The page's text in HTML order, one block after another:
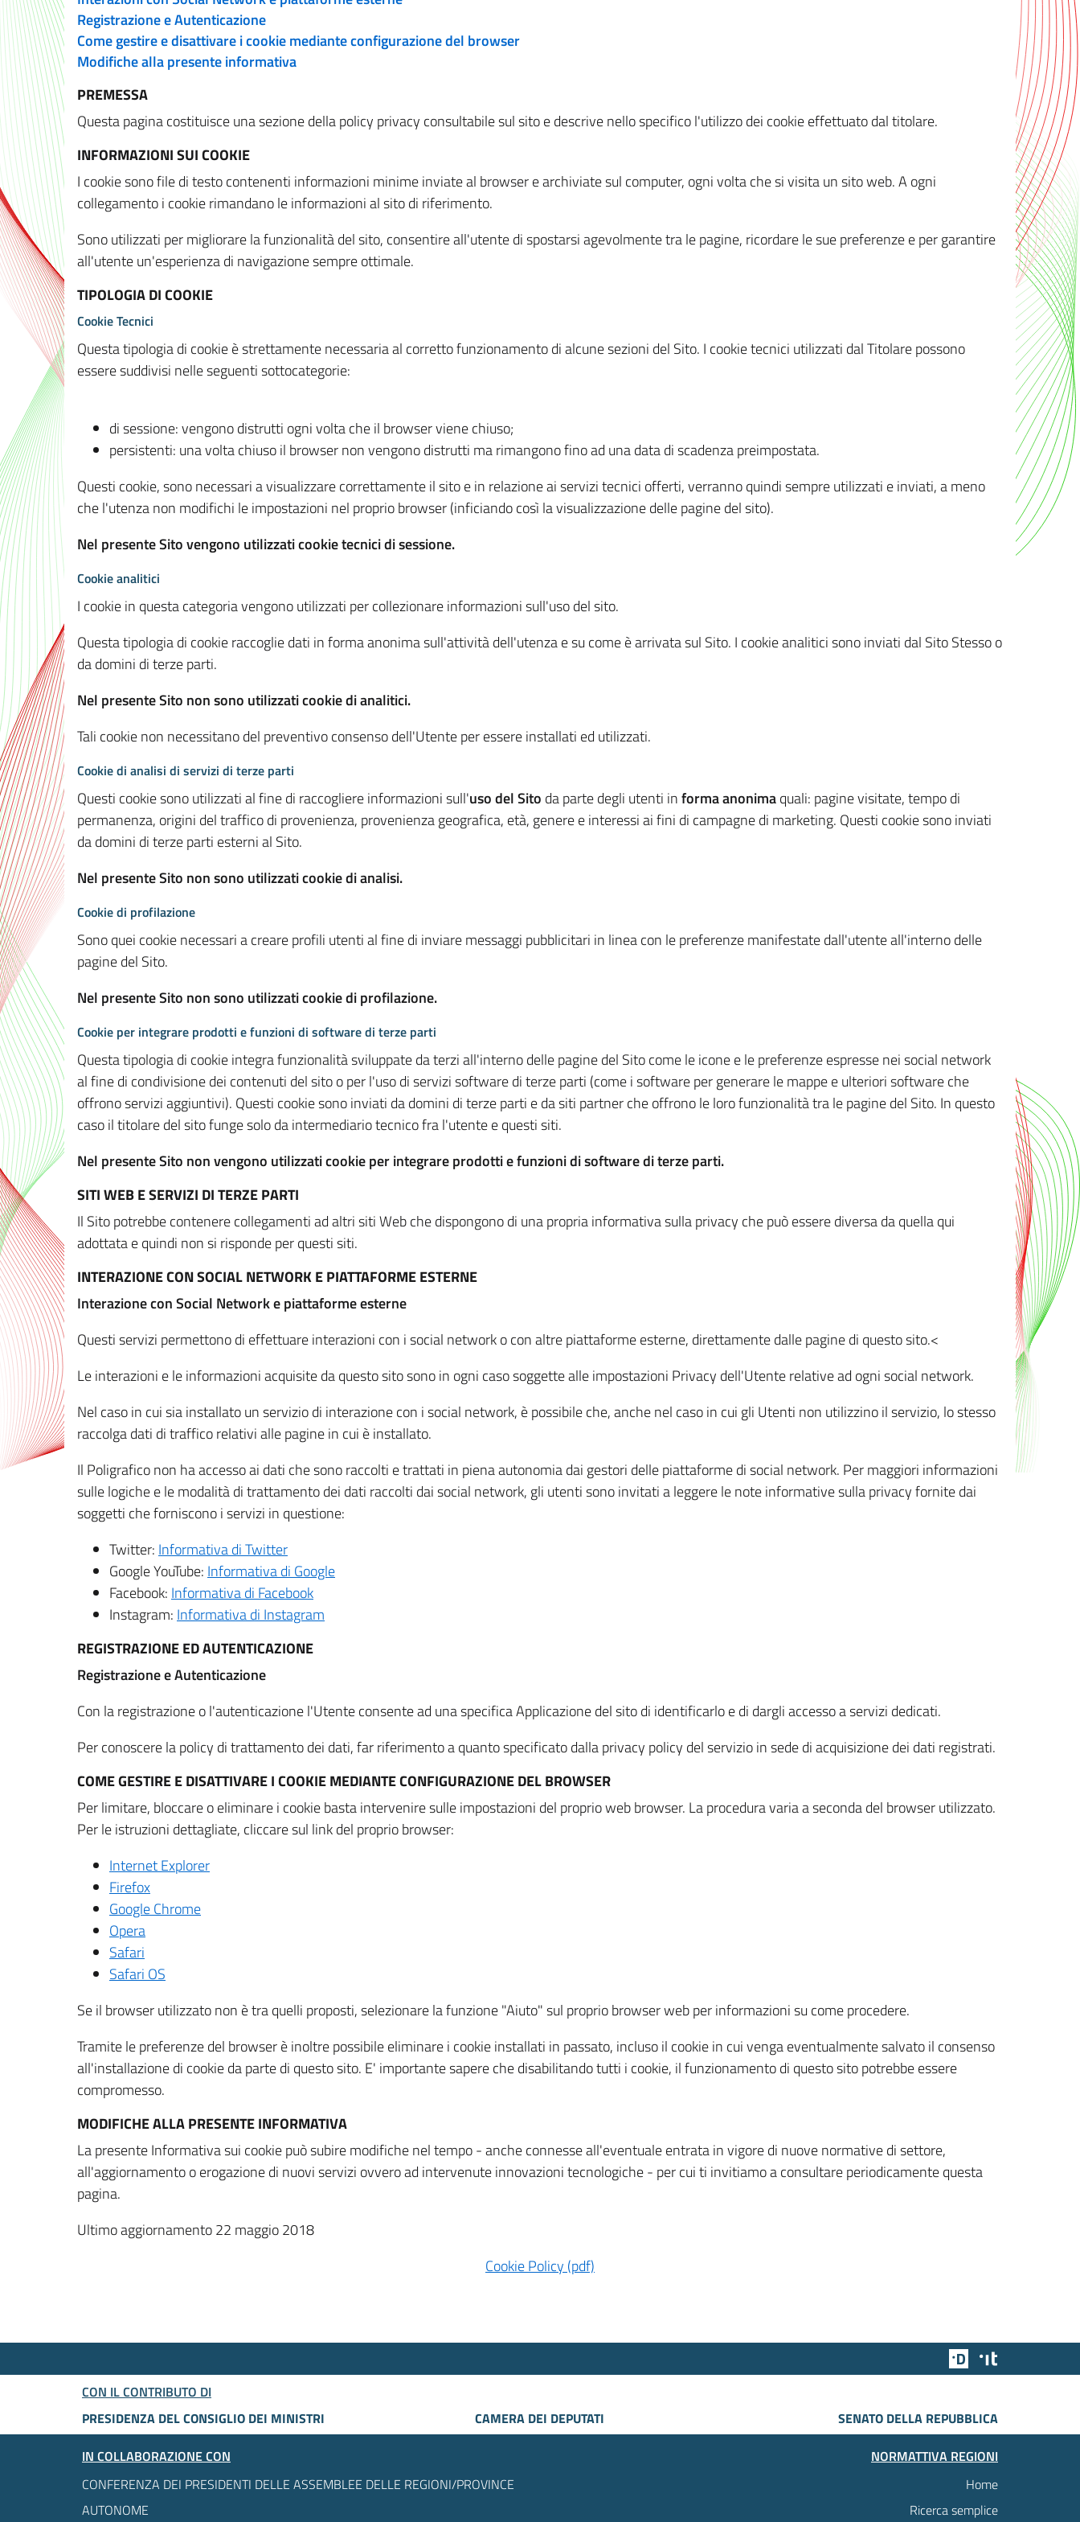
Registrazione e Autenticazione
Come gestire e disattivare i cookie mediante configurazione del browser
Modifiche alla presente informativa
PREMESSA
Questa pagina costituisce una sezione della policy privacy consultabile sul sito e descrive nello specifico l'utilizzo dei cookie effettuato dal titolare.
INFORMAZIONI SUI COOKIE
I cookie sono file di testo contenenti informazioni minime inviate al browser e archiviate sul computer, ogni volta che si visita un sito web. A ogni
collegamento i cookie rimandano le informazioni al sito di riferimento.
Sono utilizzati per migliorare la funzionalità del sito, consentire all'utente di spostarsi agevolmente tra le pagine, ricordare le sue preferenze e per garantire
all'utente un'esperienza di navigazione sempre ottimale.
TIPOLOGIA DI COOKIE
Cookie Tecnici
Questa tipologia di cookie è strettamente necessaria al corretto funzionamento di alcune sezioni del Sito. I cookie tecnici utilizzati dal Titolare possono
essere suddivisi nelle seguenti sottocategorie:
di sessione: vengono distrutti ogni volta che il browser viene chiuso;
persistenti: una volta chiuso il browser non vengono distrutti ma rimangono fino ad una data di scadenza preimpostata.
Questi cookie, sono necessari a visualizzare correttamente il sito e in relazione ai servizi tecnici offerti, verranno quindi sempre utilizzati e inviati, a meno
che l'utenza non modifichi le impostazioni nel proprio browser (inficiando così la visualizzazione delle pagine del sito).
Nel presente Sito vengono utilizzati cookie tecnici di sessione.
Cookie analitici
I cookie in questa categoria vengono utilizzati per collezionare informazioni sull'uso del sito.
Questa tipologia di cookie raccoglie dati in forma anonima sull'attività dell'utenza e su come è arrivata sul Sito. I cookie analitici sono inviati dal Sito Stesso o
da domini di terze parti.
Nel presente Sito non sono utilizzati cookie di analitici.
Tali cookie non necessitano del preventivo consenso dell'Utente per essere installati ed utilizzati.
Cookie di analisi di servizi di terze parti
Questi cookie sono utilizzati al fine di raccogliere informazioni sull'uso del Sito da parte degli utenti informa anonimaquali: pagine visitate, tempo di
permanenza, origini del traffico di provenienza, provenienza geografica, età, genere e interessi ai fini di campagne di marketing. Questi cookie sono inviati
da domini di terze parti esterni al Sito.
Nel presente Sito non sono utilizzati cookie di analisi.
Cookie di profilazione
Sono quei cookie necessari a creare profili utenti al fine di inviare messaggi pubblicitari in linea con le preferenze manifestate dall'utente all'interno delle
pagine del Sito.
Nel presente Sito non sono utilizzati cookie di profilazione.
Cookie per integrare prodotti e funzioni di software di terze parti
Questa tipologia di cookie integra funzionalità sviluppate da terzi all'interno delle pagine del Sito come le icone e le preferenze espresse nei social network
al fine di condivisione dei contenuti del sito o per l'uso di servizi software di terze parti (come i software per generare le mappe e ulteriori software che
offrono servizi aggiuntivi). Questi cookie sono inviati da domini di terze parti e da siti partner che offrono le loro funzionalità tra le pagine del Sito. In questo
caso il titolare del sito funge solo da intermediario tecnico fra l'utente e questi siti.
Nel presente Sito non vengono utilizzati cookie per integrare prodotti e funzioni di software di terze parti.
SITI WEB E SERVIZI DI TERZE PARTI
Il Sito potrebbe contenere collegamenti ad altri siti Web che dispongono di una propria informativa sulla privacy che può essere diversa da quella qui
adottata e quindi non si risponde per questi siti.
INTERAZIONE CON SOCIAL NETWORK E PIATTAFORME ESTERNE
Interazione con Social Network e piattaforme esterne
Questi servizi permettono di effettuare interazioni con i social network o con altre piattaforme esterne, direttamente dalle pagine di questo sito.<
Le interazioni e le informazioni acquisite da questo sito sono in ogni caso soggette alle impostazioni Privacy dell'Utente relative ad ogni social network.
Nel caso in cui sia installato un servizio di interazione con i social network, è possibile che, anche nel caso in cui gli Utenti non utilizzino il servizio, lo stesso
raccolga dati di traffico relativi alle pagine in cui è installato.
Il Poligrafico non ha accesso ai dati che sono raccolti e trattati in piena autonomia dai gestori delle piattaforme di social network. Per maggiori informazioni
sulle logiche e le modalità di trattamento dei dati raccolti dai social network, gli utenti sono invitati a leggere le note informative sulla privacy fornite dai
soggetti che forniscono i servizi in questione:
Twitter: Informativa di Twitter
Google YouTube: Informativa di Google
Facebook: Informativa di Facebook
Instagram: Informativa di Instagram
REGISTRAZIONE ED AUTENTICAZIONE
Registrazione e Autenticazione
Con la registrazione o l'autenticazione l'Utente consente ad una specifica Applicazione del sito di identificarlo e di dargli accesso a servizi dedicati.
Per conoscere la policy di trattamento dei dati, far riferimento a quanto specificato dalla privacy policy del servizio in sede di acquisizione dei dati registrati.
COME GESTIRE E DISATTIVARE I COOKIE MEDIANTE CONFIGURAZIONE DEL BROWSER
Per limitare, bloccare o eliminare i cookie basta intervenire sulle impostazioni del proprio web browser. La procedura varia a seconda del browser utilizzato.
Per le istruzioni dettagliate, cliccare sul link del proprio browser:
Internet Explorer
Firefox
Google Chrome
Opera
Safari
Safari OS
Se il browser utilizzato non è tra quelli proposti, selezionare la funzione "Aiuto" sul proprio browser web per informazioni su come procedere.
Tramite le preferenze del browser è inoltre possibile eliminare i cookie installati in passato, incluso il cookie in cui venga eventualmente salvato il consenso
all'installazione di cookie da parte di questo sito. E' importante sapere che disabilitando tutti i cookie, il funzionamento di questo sito potrebbe essere
compromesso.
MODIFICHE ALLA PRESENTE INFORMATIVA
La presente Informativa sui cookie può subire modifiche nel tempo - anche connesse all'eventuale entrata in vigore di nuove normative di settore,
all'aggiornamento o erogazione di nuovi servizi ovvero ad intervenute innovazioni tecnologiche - per cui ti invitiamo a consultare periodicamente questa
pagina.
Ultimo aggiornamento 22 maggio 2018
Cookie Policy (pdf)
Team Digitale
CON IL CONTRIBUTO DI
PRESIDENZA DEL CONSIGLIO DEI MINISTRI
CAMERA DEI DEPUTATI
SENATO DELLA REPUBBLICA
IN COLLABORAZIONE CON
CONFERENZA DEI PRESIDENTI DELLE ASSEMBLEE DELLE REGIONI/PROVINCE
AUTONOME
NORMATTIVA REGIONI
Home
Ricerca semplice